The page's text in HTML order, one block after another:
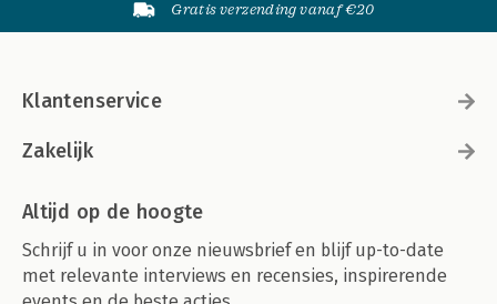
Gratis verzending vanaf €20
Klantenservice
Zakelijk
Altijd op de hoogte
Schrijf u in voor onze nieuwsbrief en blijf up-to-date
met relevante interviews en recensies, inspirerende